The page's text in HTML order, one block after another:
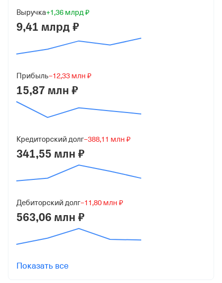
Дата регистрации
Краткое название
ООО "ДЕЛЬФИН"
Юридический адрес
450039, г Уфа, ул Сельская Богородская, д 51
0277089143
ОГРН
1070277009714
от 19 декабря 2007
КПП
027301001
Регистрация ФНС
Дата регистрации
Выручка+1,36 млрд ₽
9,41 млрд ₽
Прибыль−12,33 млн ₽
15,87 млн ₽
Кредиторский долг−388,11 млн ₽
341,55 млн ₽
Дебиторский долг−11,80 млн ₽
563,06 млн ₽
Показать все